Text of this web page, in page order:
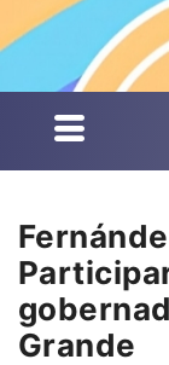
Grande